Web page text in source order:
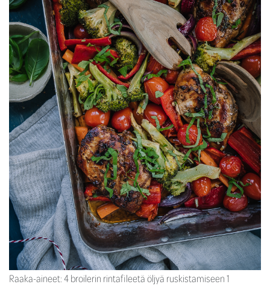
Raaka-aineet: 4 broilerin rintafileetä öljyä ruskistamiseen 1